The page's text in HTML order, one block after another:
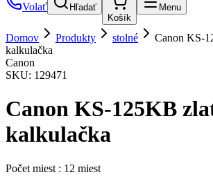
Volať
Hľadať
Košík
Menu
Domov Produkty stolné
Canon KS-
kalkulačka
Canon
SKU: 129471
Canon KS-125KB
kalkulačka
Počet miest : 12 miest